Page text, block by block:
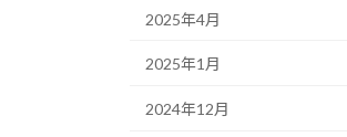
2025年4月
2025年1月
2024年12月